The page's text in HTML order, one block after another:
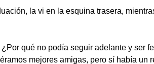
la vi en la esquina trasera,
qué no podía seguir adelante y ser
mejores amigas, pero sí había un